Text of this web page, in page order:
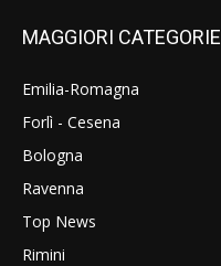
MAGGIORI CATEGORIE
Emilia-Romagna
Forlì - Cesena
Bologna
Ravenna
Top News
Rimini